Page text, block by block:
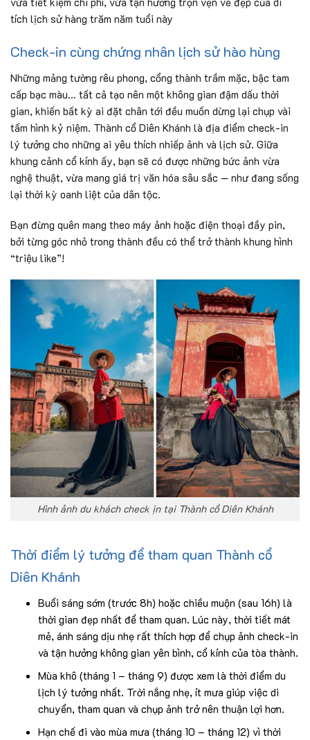
tích lịch sử hàng trăm năm tuổi này
Check-in cùng chứng nhân lịch sử hào hùng
Những mảng tường rêu phong, cổng thành trầm mặc, bậc tam
cấp bạc màu… tất cả tạo nên một không gian đậm dấu thời
gian, khiến bất kỳ ai đặt chân tới đều muốn dừng lại chụp vài
tấm hình kỷ niệm. Thành cổ Diên Khánh là địa điểm check-in
lý tưởng cho những ai yêu thích nhiếp ảnh và lịch sử. Giữa
khung cảnh cổ kính ấy, bạn sẽ có được những bức ảnh vừa
nghệ thuật, vừa mang giá trị văn hóa sâu sắc — như đang sống
lại thời kỳ oanh liệt của dân tộc.
Bạn đừng quên mang theo máy ảnh hoặc điện thoại đầy pin,
bởi từng góc nhỏ trong thành đều có thể trở thành khung hình
“triệu like”!
Hình ảnh du khách check ịn tại Thành cồ Diên Khánh
Thời điểm lý tưởng để tham quan Thành cổ
Diên Khánh
Buổi sáng sớm (trước 8h) hoặc chiều muộn (sau 16h) là
thời gian đẹp nhất để tham quan. Lúc này, thời tiết mát
mẻ, ánh sáng dịu nhẹ rất thích hợp để chụp ảnh check-in
và tận hưởng không gian yên bình, cổ kính của tòa thành.
Mùa khô (tháng 1 – tháng 9) được xem là thời điểm du
lịch lý tưởng nhất. Trời nắng nhẹ, ít mưa giúp việc di
chuyển, tham quan và chụp ảnh trở nên thuận lợi hơn.
Hạn chế đi vào mùa mưa (tháng 10 – tháng 12) vì thời